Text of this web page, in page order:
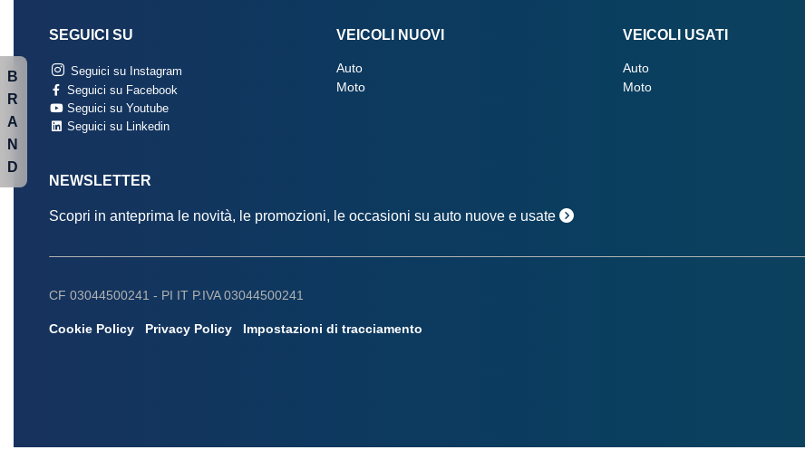
SEGUICI SU
Seguici su Instagram
Seguici su Facebook
Seguici su Youtube
Seguici su Linkedin
VEICOLI NUOVI
Auto
Moto
VEICOLI USATI
Auto
Moto
NEWSLETTER
Scopri in anteprima le novità, le promozioni, le occasioni su auto nuove e usate
CF 03044500241 - PI IT P.IVA 03044500241
Cookie Policy Privacy Policy Impostazioni di tracciamento
B
R
A
N
D